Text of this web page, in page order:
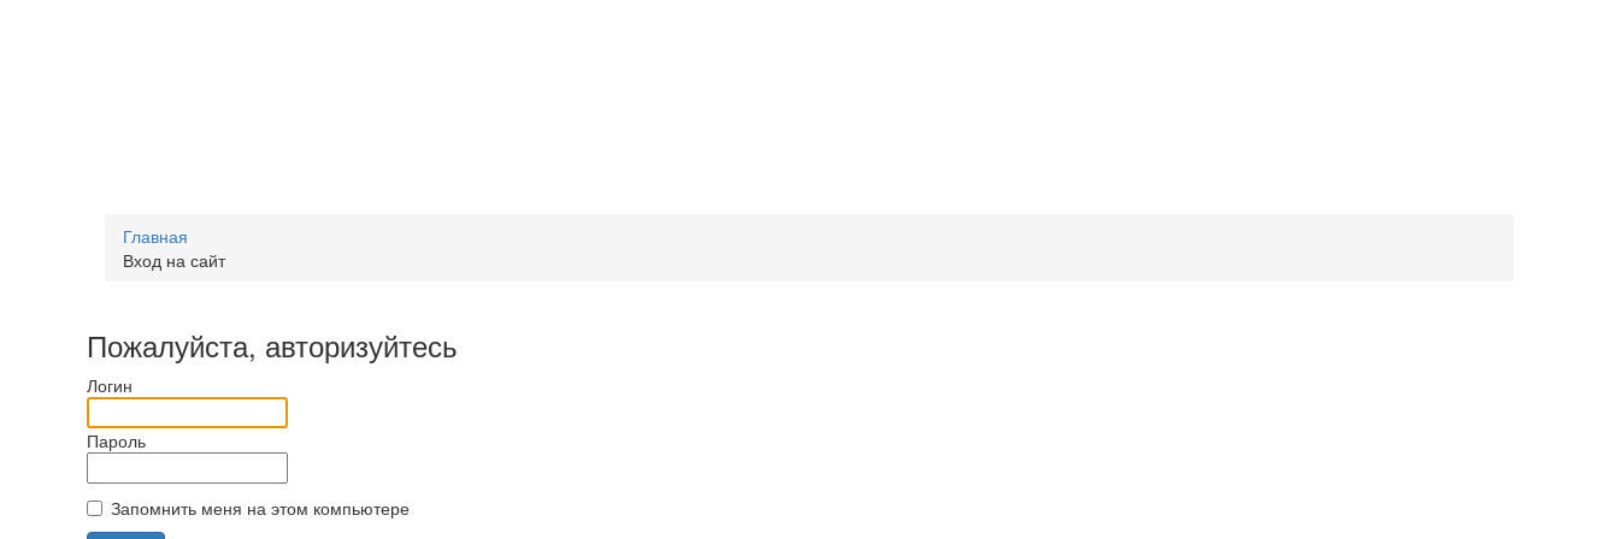
Главная
Вход на сайт
Пожалуйста, авторизуйтесь
Логин
Пароль
Запомнить меня на этом компьютере